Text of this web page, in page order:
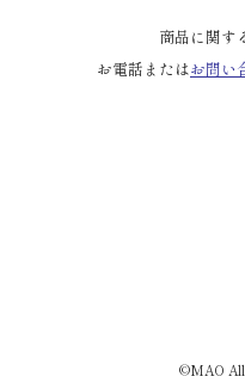
商品に関す
お電話またはお問い
©MAO All